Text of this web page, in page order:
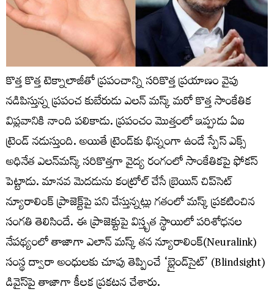
కొత్త కొత్త టెక్నాలాజీతో ప్రపంచాన్ని సరికొత్త ప్రయాణం వైపు
నడిపిస్తున్న ప్రపంచ కుబేరుడు ఎలన్ మస్క్ మరో కొత్త సాంకేతిక
విప్లవానికి నాంది పలికాడు. ప్రపంచం మొత్తంలో ఇప్పుడు ఏఐ
ట్రెండ్ నడుస్తుంది. అయితే ట్రెండ్‌కు భిన్నంగా ఉండే స్పేస్ ఎక్స్
అధినేత ఎలన్‌మస్క్ సరికొత్తగా వైద్య రంగంలో సాంకేతికపై ఫోకస్
పెట్టాడు. మానవ మెదడును కంట్రోల్ చేసే బ్రెయిన్ చిప్‌సెట్‌
న్యూరాలింక్ ప్రాజెక్ట్‌పై పని చేస్తున్నట్లు గతంలో మస్క్ ప్రకటించిన
సంగతి తెలిసిందే. ఈ ప్రాజెక్టుపై విస్తృత స్థాయిలో పరిశోధనల
నేపథ్యంలో తాజాగా ఎలాన్ మస్క్ తన న్యూరాలింక్(Neuralink)
సంస్థ ద్వారా అంధులకు చూపు తెప్పించే ‘బ్లైండ్‌సైట్’ (Blindsight)
డివైస్‌పై తాజాగా కీలక ప్రకటన చేశారు.